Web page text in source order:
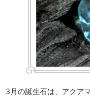
3月の誕生石は、アクア